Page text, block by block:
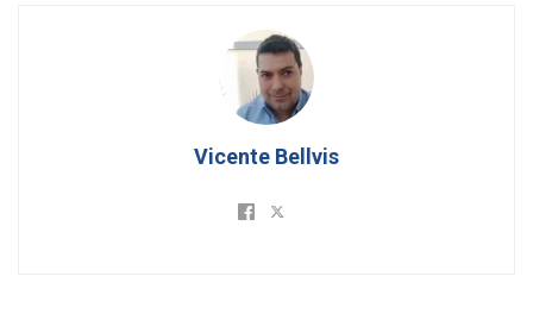
Vicente Bellvis